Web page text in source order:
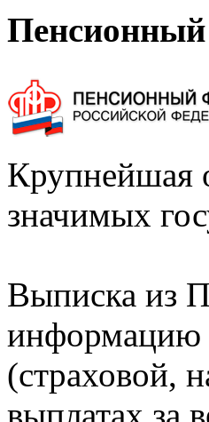
Пенсионный
Крупнейшая
значимых
Выписка из
информацию
(страховой,
выплатах за